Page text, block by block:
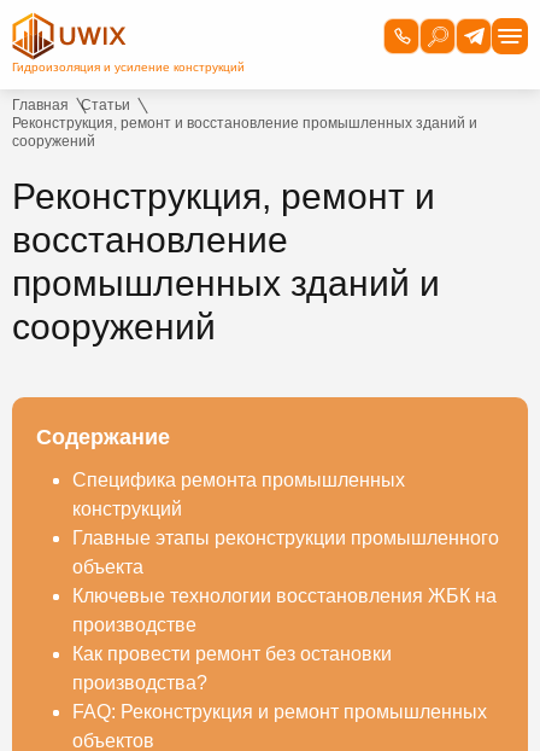
Главная
Статьи
Реконструкция, ремонт и восстановление промышленных зданий и
сооружений
Реконструкция, ремонт и
восстановление
промышленных зданий и
сооружений
Содержание
Специфика ремонта промышленных
конструкций
Главные этапы реконструкции промышленного
объекта
Ключевые технологии восстановления ЖБК на
производстве
Как провести ремонт без остановки
производства?
FAQ: Реконструкция и ремонт промышленных
объектов